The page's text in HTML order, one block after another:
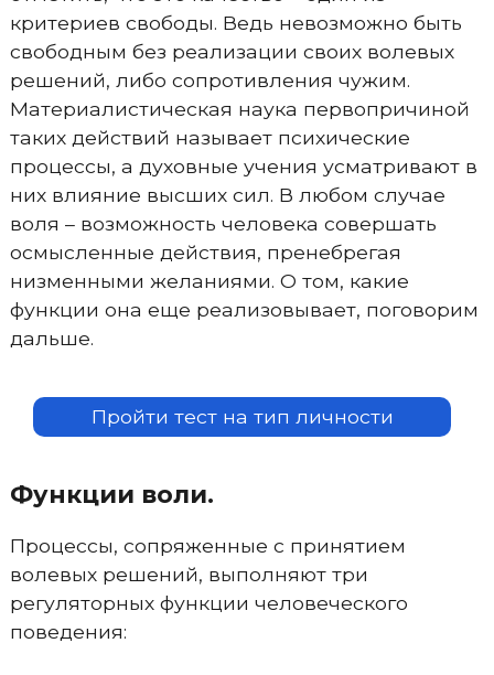
критериев свободы. Ведь невозможно быть
свободным без реализации своих волевых
решений, либо сопротивления чужим.
Материалистическая наука первопричиной
таких действий называет психические
процессы, а духовные учения усматривают в
них влияние высших сил. В любом случае
воля – возможность человека совершать
осмысленные действия, пренебрегая
низменными желаниями. О том, какие
функции она еще реализовывает, поговорим
дальше.
Пройти тест на тип личности
Функции воли.
Процессы, сопряженные с принятием
волевых решений, выполняют три
регуляторных функции человеческого
поведения: